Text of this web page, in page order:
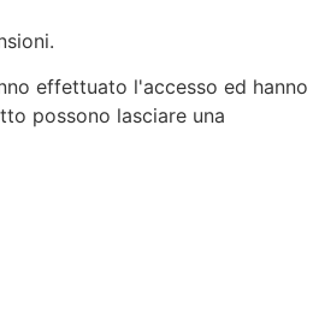
effettuato l'accesso ed hanno
possono lasciare una